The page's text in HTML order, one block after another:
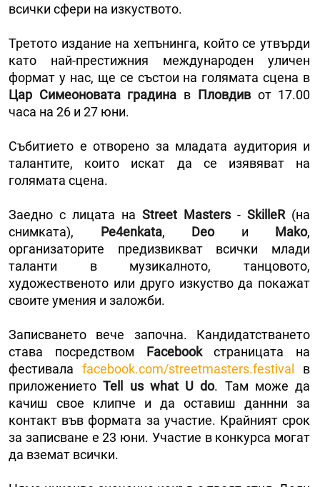
всички сфери на изкуството.
Третото издание на хепънинга, който се утвърди
като най-престижния международен уличен
формат у нас, ще се състои на голямата сцена в
Цар Симеоновата градина в Пловдивот 17.00
часа на 26 и 27 юни.
Събитието е отворено за младата аудитория и
талантите, които искат да се изявяват на
голямата сцена.
Заедно с лицата наStreet Masters -SkilleR (на
снимката), Pe4enkata, Deoи Mako,
организаторите предизвикват всички млади
таланти в музикалното, танцовото,
художественото или друго изкуство да покажат
своите умения и заложби.
Записването вече започна. Кандидатстването
става посредством Facebookстраницата на
фестивала facebook.com/streetmasters.festival
в
приложениетоTell us what U do. Там може да
качиш свое клипче и да оставиш даннни за
контакт във формата за участие. Крайният срок
за записване е 23 юни. Участие в конкурса могат
да вземат всички.